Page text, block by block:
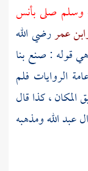
وسلم صلى بأنس
عمررضي الله
قوله : صنع بنا
الروايات فلم
، كذا قال
عبد اللهومذهبه